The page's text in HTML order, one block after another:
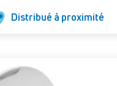
Distribué à proximité